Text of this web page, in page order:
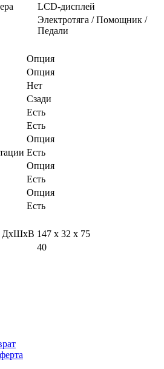
LCD-дисплей
Электротяга / Помощник /
Педали
Опция
Опция
Нет
Сзади
Есть
Есть
Опция
Есть
Опция
Есть
Опция
Есть
ДxШxВ 147 х 32 х 75
40